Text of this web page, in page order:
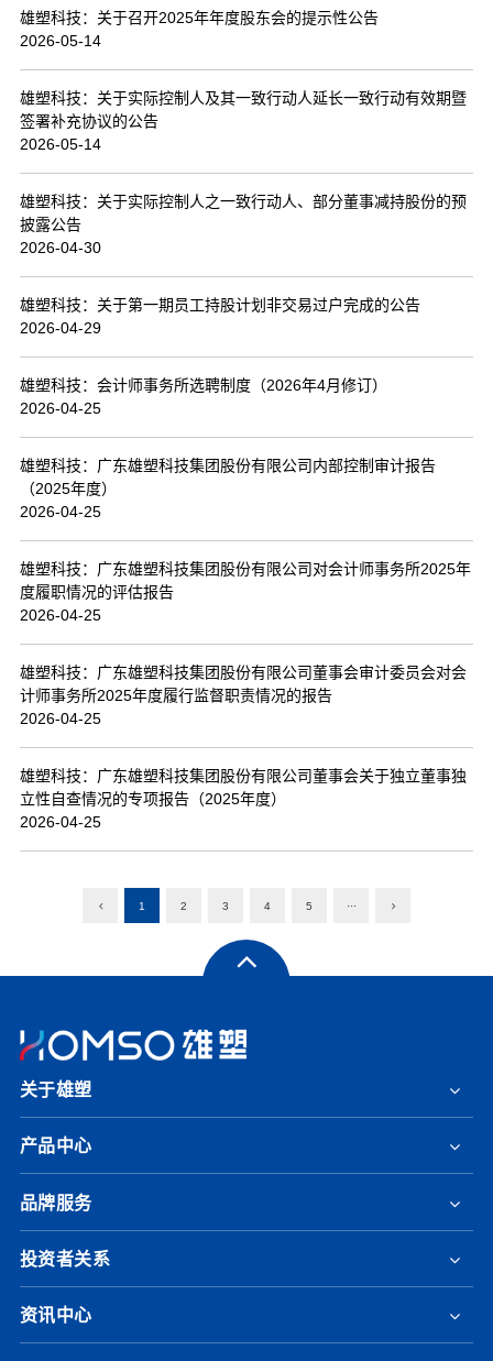
雄塑科技：关于召开2025年年度股东会的提示性公告
2026-05-14
雄塑科技：关于实际控制人及其一致行动人延长一致行动有效期暨
签署补充协议的公告
2026-05-14
雄塑科技：关于实际控制人之一致行动人、部分董事减持股份的预
披露公告
2026-04-30
雄塑科技：关于第一期员工持股计划非交易过户完成的公告
2026-04-29
雄塑科技：会计师事务所选聘制度（2026年4月修订）
2026-04-25
雄塑科技：广东雄塑科技集团股份有限公司内部控制审计报告
（2025年度）
2026-04-25
雄塑科技：广东雄塑科技集团股份有限公司对会计师事务所2025年
度履职情况的评估报告
2026-04-25
雄塑科技：广东雄塑科技集团股份有限公司董事会审计委员会对会
计师事务所2025年度履行监督职责情况的报告
2026-04-25
雄塑科技：广东雄塑科技集团股份有限公司董事会关于独立董事独
立性自查情况的专项报告（2025年度）
2026-04-25
1 2 3 4 5 ···
关于雄塑
产品中心
品牌服务
投资者关系
资讯中心